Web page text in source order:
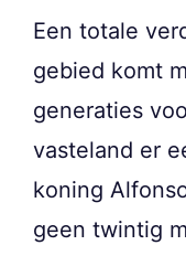
Een totale
gebied komt
generaties
vasteland er
koning
geen twintig